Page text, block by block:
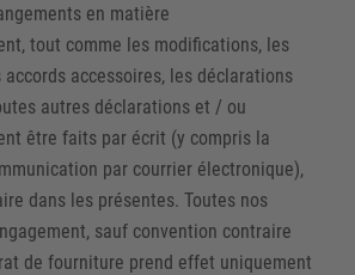
en matière
tout comme les modifications, les
accessoires, les déclarations
autres déclarations et / ou
être faits par écrit (y compris la
par courrier électronique),
dans les présentes. Toutes nos
sauf convention contraire
de fourniture prend effet uniquement